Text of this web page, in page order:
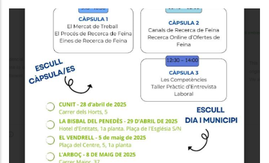
Formacions Del Programa Orienta
Educació Ocupació